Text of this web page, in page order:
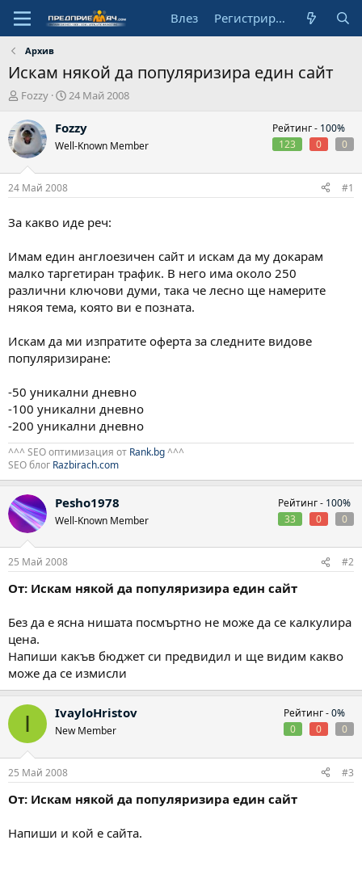
Влез Регистрирай се
Архив
Искам някой да популяризира един сайт
А
т
о
р
Fozzy
Н
ч
а
л
д
т
24 Май 2008
Fozzy
Well-Known Member
Рейтинг - 100%
123
0 0
24 Май 2008 #1
За какво иде реч:
Имам един англоезичен сайт и искам да му докарам
малко таргетиран трафик. В него има около 250
различни ключови думи, така че лесно ще намерите
някоя тема, която ви е позната.
Искам да ми изпратите оферта за следните видове
популяризиране:
-50 уникални дневно
-100 уникални дневно
-200 уникални дневно
^^^ SEO оптимизация от Rank.bg^^^
SEO блог Razbirach.com
Pesho1978
Well-Known Member
Рейтинг - 100%
33
0 0
25 Май 2008 #2
От: Искам някой да популяризира един сайт
Без да е ясна нишата посмъртно не може да се калкулира
цена.
Напиши какъв бюджет си предвидил и ще видим какво
може да се измисли
I IvayloHristov
New Member
Рейтинг -0%
0
0 0
25 Май 2008 #3
От: Искам някой да популяризира един сайт
Напиши и кой е сайта.